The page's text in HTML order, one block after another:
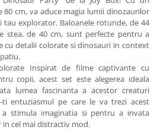
cm, va aduce magia lumii dinozaurilor
tau explorator. Baloanele rotunde, de 44
stea, de 40 cm, sunt perfecte pentru a
cu detalii colorate si dinosauri in context
Inspirat de filme captivante cu
copii, acest set este alegerea ideala
lumea fascinanta a acestor creaturi
ti entuziasmul pe care le va trezi acest
stimula imaginatia si pentru a invata
cel mai distractiv mod.